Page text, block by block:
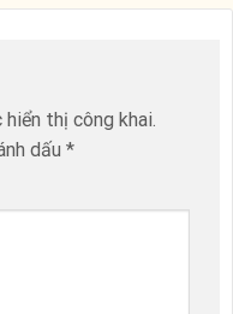
thị công khai.
dấu *